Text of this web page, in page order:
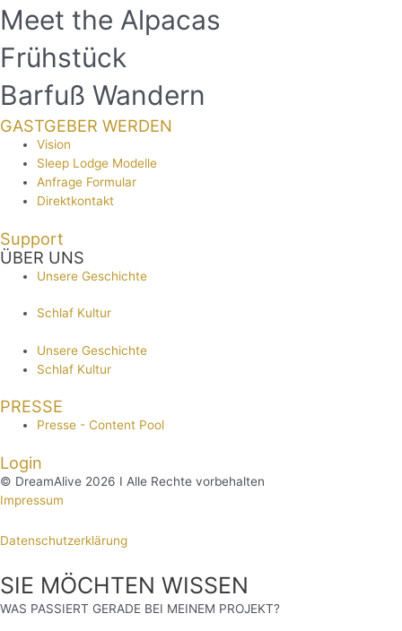
Meet the Alpacas
Frühstück
Barfuß Wandern
GASTGEBER WERDEN
Vision
Sleep Lodge Modelle
Anfrage Formular
Direktkontakt
Support
ÜBER UNS
Unsere Geschichte
Schlaf Kultur
Unsere Geschichte
Schlaf Kultur
PRESSE
Presse - Content Pool
Login
© DreamAlive 2026 I Alle Rechte vorbehalten
Impressum
Datenschutzerklärung
SIE MÖCHTEN WISSEN
WAS PASSIERT GERADE BEI MEINEM PROJEKT?